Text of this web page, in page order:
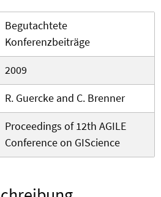
Begutachtete
Konferenzbeiträge
2009
R. Guercke and C. Brenner
Proceedings of 12th AGILE
Conference on GIScience